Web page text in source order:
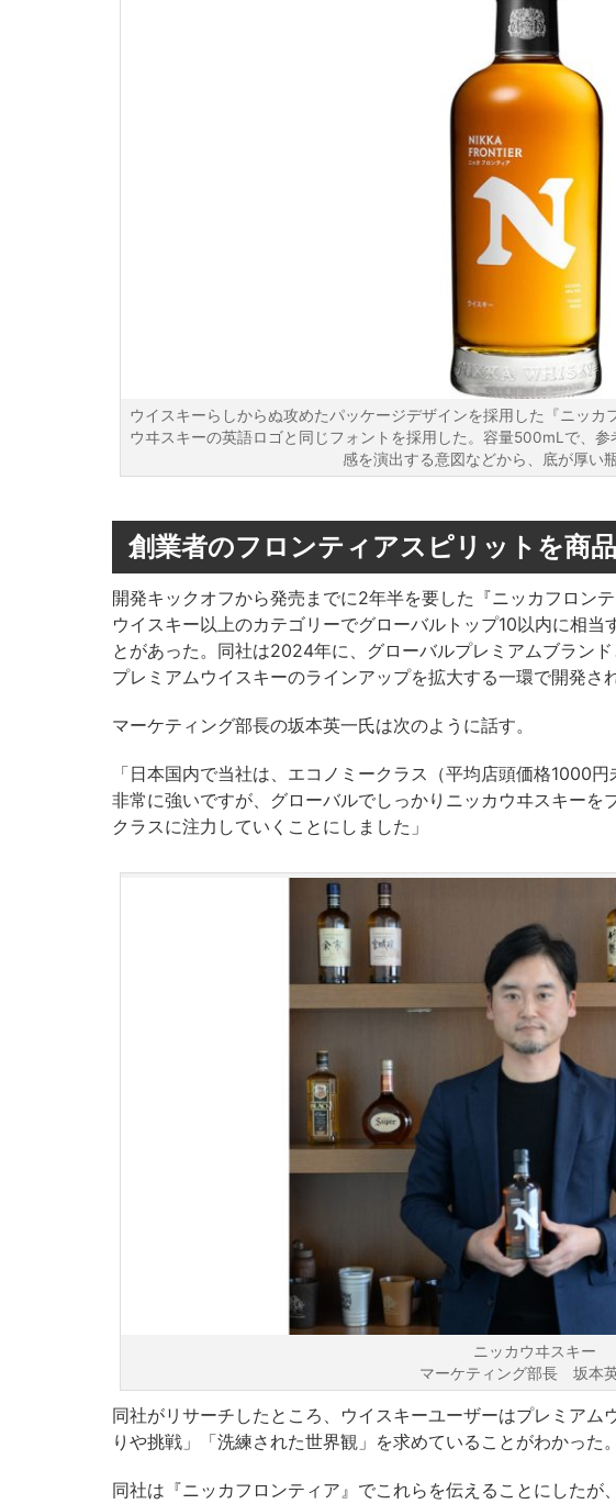
ウイスキーらしからぬ攻めたパッケージデザインを採用した『ニッカ
ウヰスキーの英語ロゴと同じフォントを採用した。容量500mLで、
感を演出する意図などから、底が厚い
創業者のフロンティアスピリットを商
開発キックオフから発売までに2年半を要した『ニッカフロン
ウイスキー以上のカテゴリーでグローバルトップ10以内に相
とがあった。同社は2024年に、グローバルプレミアムブラン
プレミアムウイスキーのラインアップを拡大する一環で開発され
マーケティング部長の坂本英一氏は次のように話す。
「日本国内で当社は、エコノミークラス（平均店頭価格1000
非常に強いですが、グローバルでしっかりニッカウヰスキーを
クラスに注力していくことにしました」
ニッカウヰスキー
マーケティング部長 坂本
同社がリサーチしたところ、ウイスキーユーザーはプレミアム
りや挑戦」「洗練された世界観」を求めていることがわかった。
同社は『ニッカフロンティア』でこれらを伝えることにしたが